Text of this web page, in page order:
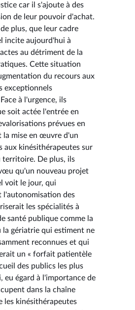
car il s'ajoute à des
de leur pouvoir d'achat.
plus, que leur cadre
incite aujourd'hui à
au détriment de la
Cette situation
du recours aux
exceptionnels
à l'urgence, ils
soit actée l'entrée en
prévues en
la mise en œuvre d'un
aux kinésithérapeutes sur
territoire. De plus, ils
qu'un nouveau projet
voit le jour, qui
l'autonomisation des
les spécialités à
santé publique comme la
la gériatrie qui estiment ne
reconnues et qui
un « forfait patientèle
des publics les plus
eu égard à l'importance de
dans la chaîne
les kinésithérapeutes